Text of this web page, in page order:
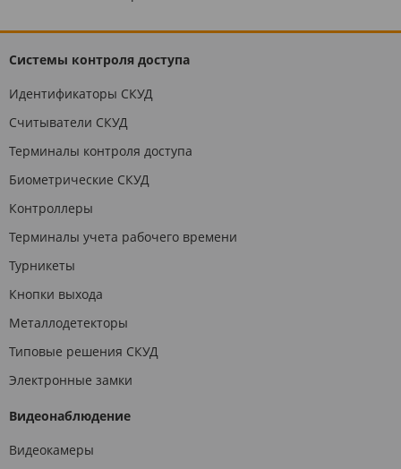
Системы контроля доступа
Идентификаторы СКУД
Считыватели СКУД
Терминалы контроля доступа
Биометрические СКУД
Контроллеры
Терминалы учета рабочего времени
Турникеты
Кнопки выхода
Металлодетекторы
Типовые решения СКУД
Электронные замки
Видеонаблюдение
Видеокамеры